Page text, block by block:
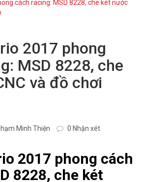
cách racing: MSD 8228, che két nước
2017 phong
MSD 8228, che
và đồ chơi
Minh Thiện 0 Nhận xét
2017 phong cách
8228, che két